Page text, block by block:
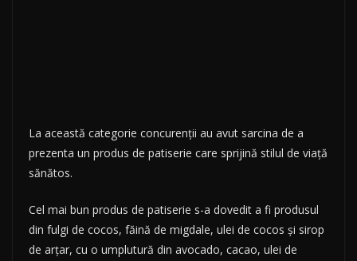
La această categorie concurenţii au avut sarcina de a
prezenta un produs de patiserie care sprijină stilul de viață
sănătos.
Cel mai bun produs de patiserie s-a dovedit a fi produsul
din fulgi de cocos, făină de migdale, ulei de cocos şi sirop
de arţar, cu o umplutură din avocado, cacao, ulei de